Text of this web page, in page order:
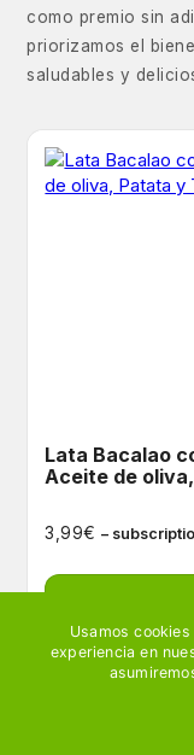
como premio sin
priorizamos el
saludables y
Lata Bacalao
Aceite de
3,99€ –
Usamos
experiencia en